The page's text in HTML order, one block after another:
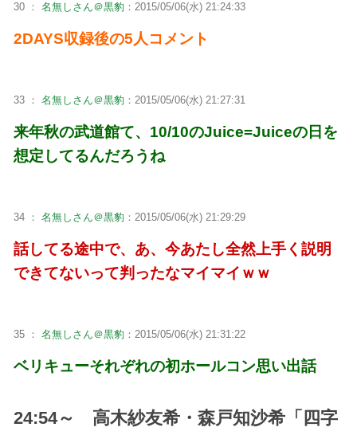
30 ： 名無しさん＠黒豹 ：2015/05/06(水) 21:24:33
2DAYS収録後の5人コメント
33 ： 名無しさん＠黒豹 ：2015/05/06(水) 21:27:31
来年秋の武道館て、10/10のJuice=Juiceの日を
想定してるんだろうね
34 ： 名無しさん＠黒豹 ：2015/05/06(水) 21:29:29
話してる途中で、あ、今あたし全然上手く説明
できてないって判ったなマイマイｗｗ
35 ： 名無しさん＠黒豹 ：2015/05/06(水) 21:31:22
ベリキューそれぞれの初ホールコン思い出話
24:54～ 高木紗友希・森戸知沙希「四字